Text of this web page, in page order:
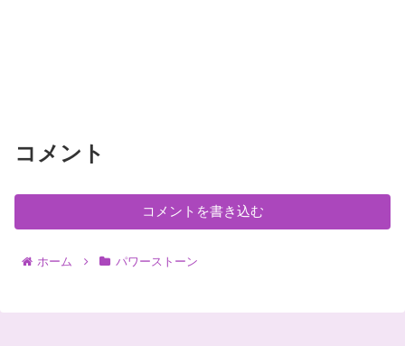
コメント
コメントを書き込む
ホーム パワーストーン